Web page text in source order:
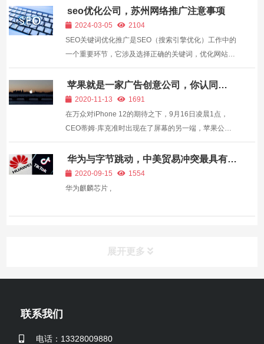
不见了。 大家纷纷吐槽：“美团，你有考虑过支付宝用
户的感受吗？” 美团的创始人王兴回应说：“淘宝为什么
还不...
seo优化公司，苏州网络推广注意事项
2024-03-05
2104
SEO关键词优化推广是SEO（搜索引擎优化）工作中的
一个重要环节，它涉及选择正确的关键词，优化网站内
容和结构，以提高网站在搜索引擎结果页（SERP）中
的排名，从而增加网站的曝光度和流量。 以下是关于
SEO关键词优化推广的详细步骤： 关键词研...
苹果就是一家广告创意公司，你认同
不？2020-11-13
1691
在万众对iPhone 12的期待之下，9月16日凌晨1点，
CEO蒂姆·库克准时出现在了屏幕的另一端，苹果公司
秋季发布会正式开启。面对疫情的冲击，这一次的苹
果，不出意料地采用了线上形式进行新品发布。 不过让
苹果粉们略感失望的是，由于供应链受到疫情的影响，
本次发...
华为与字节跳动，中美贸易冲突最具有标
志性的一天
2020-09-15
1554
华为麒麟芯片 ,
展开更多
联系我们
电话：13328009880